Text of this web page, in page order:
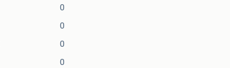
0
0
0
0